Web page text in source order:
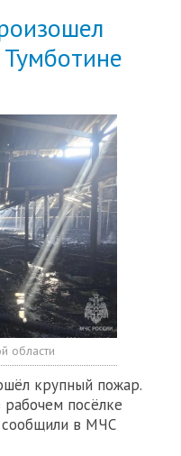
области
крупный пожар.
рабочем посёлке
сообщили в МЧС